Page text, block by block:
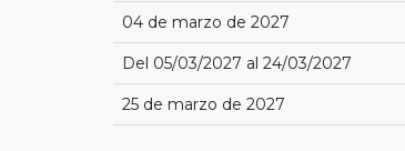
04 de marzo de 2027
Del 05/03/2027 al 24/03/2027
25 de marzo de 2027